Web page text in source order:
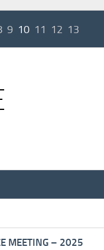
9 10 11 12 13
MEETING – 2025